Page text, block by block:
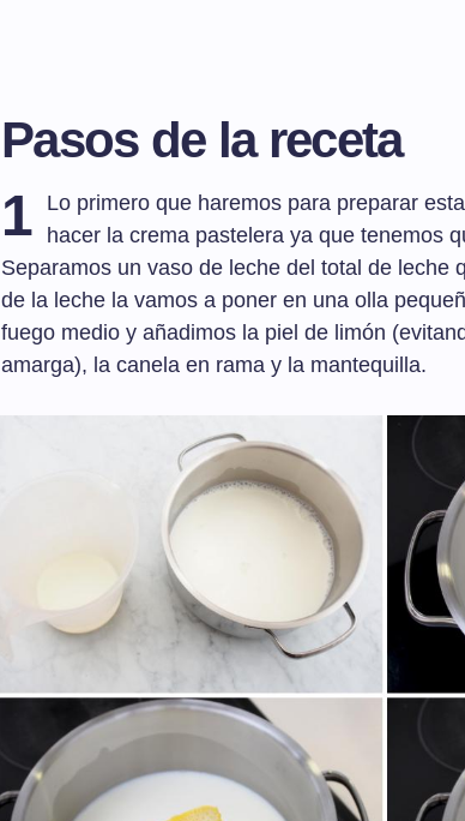
Pasos de la receta
1
Lo primero que haremos para preparar
hacer la crema pastelera ya que tenemos
Separamos un vaso de leche del total de leche
de la leche la vamos a poner en una olla
fuego medio y añadimos la piel de limón
amarga), la canela en rama y la mantequilla.